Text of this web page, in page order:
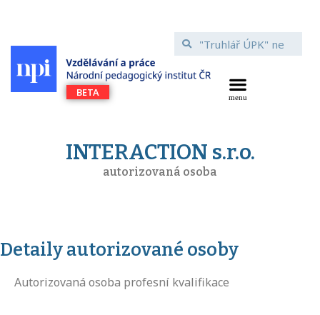
INTERACTION s.r.o.
autorizovaná osoba
Detaily autorizované osoby
Autorizovaná osoba profesní kvalifikace